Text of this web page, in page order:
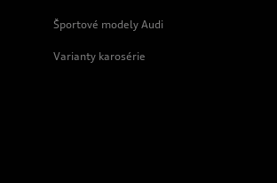
Športové modely Audi
Varianty karosérie